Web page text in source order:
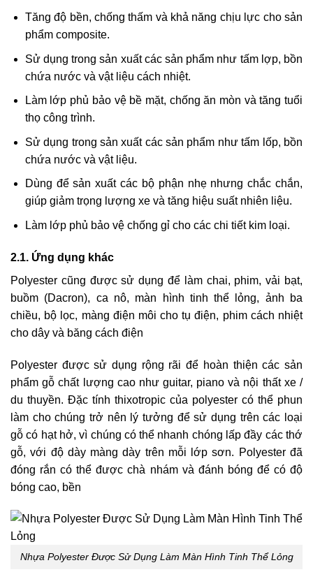
Tăng độ bền, chống thấm và khả năng chịu lực cho sản
phẩm composite.
Sử dụng trong sản xuất các sản phẩm như tấm lợp, bồn
chứa nước và vật liệu cách nhiệt.
Làm lớp phủ bảo vệ bề mặt, chống ăn mòn và tăng tuổi
thọ công trình.
Sử dụng trong sản xuất các sản phẩm như tấm lốp, bồn
chứa nước và vật liệu.
Dùng để sản xuất các bộ phận nhẹ nhưng chắc chắn,
giúp giảm trọng lượng xe và tăng hiệu suất nhiên liệu.
Làm lớp phủ bảo vệ chống gỉ cho các chi tiết kim loại.
2.1. Ứng dụng khác
Polyester cũng được sử dụng để làm chai, phim, vải bạt,
buồm (Dacron), ca nô, màn hình tinh thể lỏng, ảnh ba
chiều, bộ lọc, màng điện môi cho tụ điện, phim cách nhiệt
cho dây và băng cách điện
Polyester được sử dụng rộng rãi để hoàn thiện các sản
phẩm gỗ chất lượng cao như guitar, piano và nội thất xe /
du thuyền. Đặc tính thixotropic của polyester có thể phun
làm cho chúng trở nên lý tưởng để sử dụng trên các loại
gỗ có hạt hở, vì chúng có thể nhanh chóng lấp đầy các thớ
gỗ, với độ dày màng dày trên mỗi lớp sơn. Polyester đã
đóng rắn có thể được chà nhám và đánh bóng để có độ
bóng cao, bền
Nhựa Polyester Được Sử Dụng Làm Màn Hình Tinh Thể Lỏng